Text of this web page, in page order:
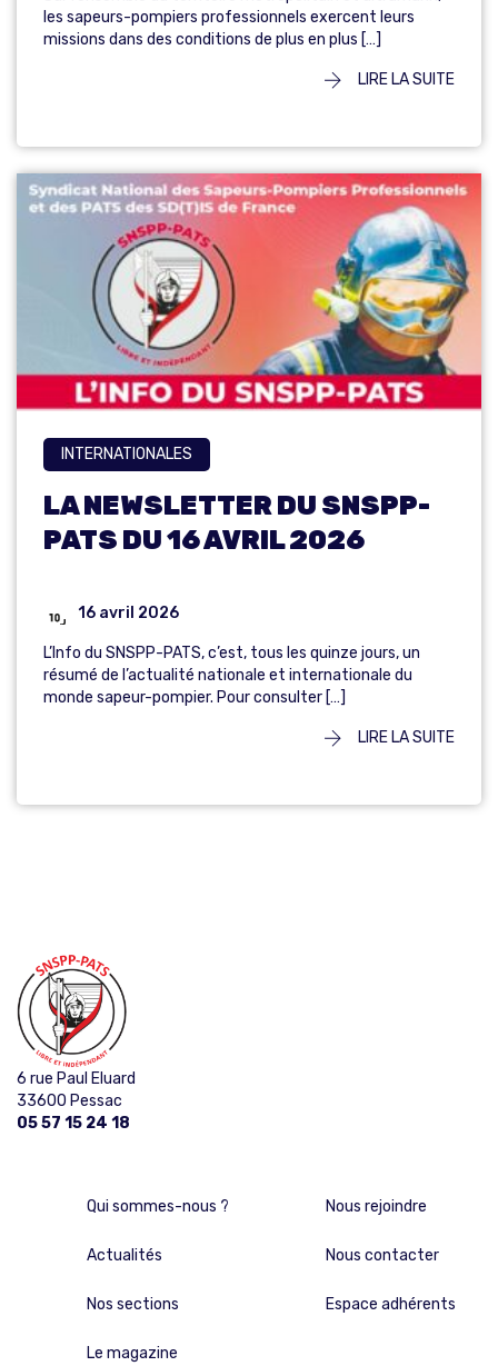
les sapeurs-pompiers professionnels exercent leurs
missions dans des conditions de plus en plus […]
LIRE LA SUITE
INTERNATIONALES
LA NEWSLETTER DU SNSPP-
PATS DU 16 AVRIL 2026
16 avril 2026
L’Info du SNSPP-PATS, c’est, tous les quinze jours, un
résumé de l’actualité nationale et internationale du
monde sapeur-pompier. Pour consulter […]
LIRE LA SUITE
6 rue Paul Eluard
33600 Pessac
05 57 15 24 18
Qui sommes-nous ?
Actualités
Nos sections
Le magazine
Nous rejoindre
Nous contacter
Espace adhérents